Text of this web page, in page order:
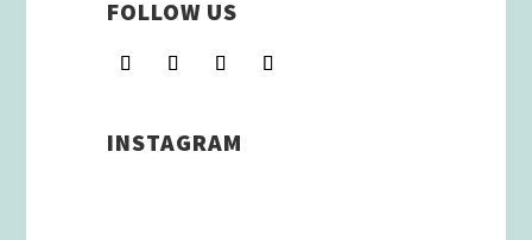
FOLLOW US
INSTAGRAM